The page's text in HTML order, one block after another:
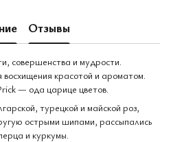
Отзывы
совершенства и мудрости.
красотой и ароматом.
— ода царице цветов.
турецкой и майской роз,
острыми шипами, рассыпались
и куркумы.